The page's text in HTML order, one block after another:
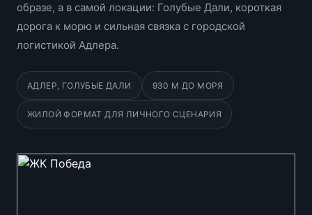
образе, а в самой локации: Голубые Дали, короткая
дорога к морю и сильная связка с городской
логистикой Адлера.
АДЛЕР, ГОЛУБЫЕ ДАЛИ 930 М ДО МОРЯ
ЖИЛОЙ ФОРМАТ ДЛЯ ЛИЧНОГО СЦЕНАРИЯ